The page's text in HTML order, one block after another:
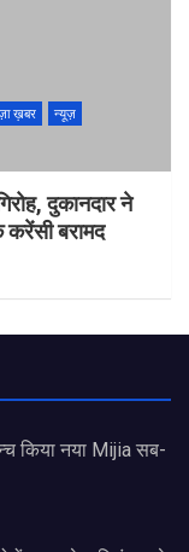
ख़बर
न्यूज़
दुकानदार ने
बरामद
किया नया Mijia सब-